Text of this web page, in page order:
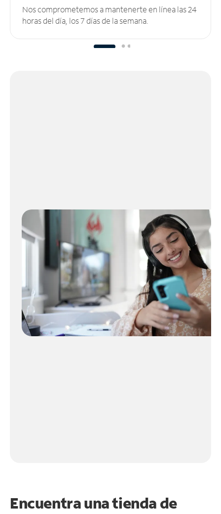
Nos comprometemos a mantenerte en línea las 24
horas del día, los 7 días de la semana.
Encuentra una tienda de